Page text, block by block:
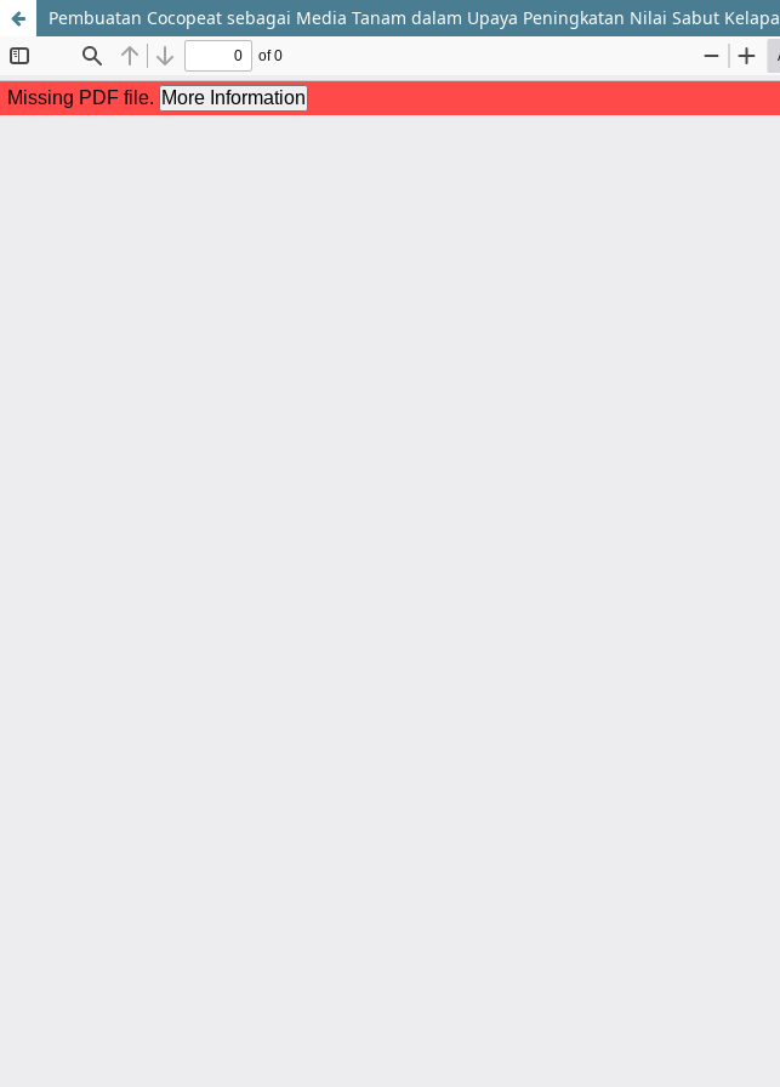
Pembuatan Cocopeat sebagai Media Tanam dalam Upaya Peningkatan Nilai Sabut Kelapa